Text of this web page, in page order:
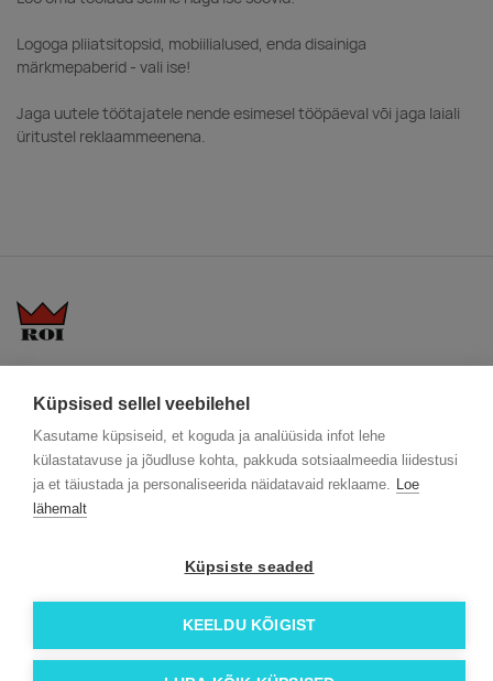
Küpsised sellel veebilehel
Kasutame küpsiseid, et koguda ja analüüsida infot lehe
külastatavuse ja jõudluse kohta, pakkuda sotsiaalmeedia liidestusi
ja et täiustada ja personaliseerida näidatavaid reklaame. Loe
lähemalt
Küpsiste seaded
KEELDU KÕIGIST
Logoga pliiatsitopsid, mobiilialused, enda disainiga
märkmepaberid - vali ise!
Jaga uutele töötajatele nende esimesel tööpäeval või jaga laiali
üritustel reklaammeenena.
Trükitehnikad
Meist lähemalt
ÖKO reklaamkingitused
Facebook
Instagram